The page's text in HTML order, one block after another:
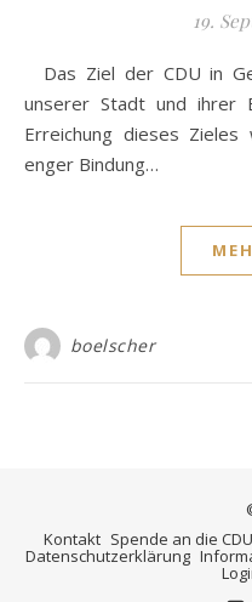
19.
Das Ziel der CDU in Georgsmarienhütte ist das Wohl
unserer Stadt und ihrer
Erreichung dieses
enger Bindung…
boelscher
Kontakt Spende an die
Datenschutzerklärung